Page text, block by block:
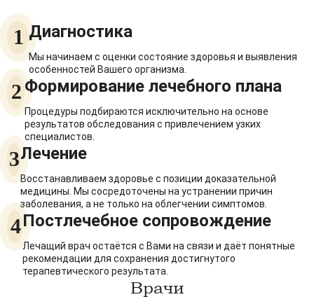
Креатинин в сыворотке (с определением
СКФ)
Мочевина в сыворотке 1
Липидограмма 1
Лечение
Инъекции. Подкожные, внутримышечные
Инъекции. Внутривенные
ЛФК. Занятие в группе 7
Медикаментозное лечение 1
Прием специалиста. Постлечебное
сопровождение.
1
Сборник документов "Моё здоровье"
1 Диагностика
Мы начинаем с оценки состояние здоровья и выявления
особенностей Вашего организма.
2 Формирование лечебного плана
Процедуры подбираются исключительно на основе
результатов обследования с привлечением узких
специалистов.
3Лечение
Восстанавливаем здоровье с позиции доказательной
медицины. Мы сосредоточены на устранении причин
заболевания, а не только на облегчении симптомов.
4Постлечебное сопровождение
Лечащий врач остаётся с Вами на связи и даёт понятные
рекомендации для сохранения достигнутого
терапевтического результата.
Врачи